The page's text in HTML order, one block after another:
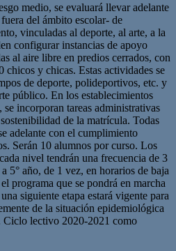
medio, se evaluará llevar adelante
del ámbito escolar- de
vinculadas al deporte, al arte, a la
configurar instancias de apoyo
al aire libre en predios cerrados, con
chicos y chicas. Estas actividades se
de deporte, polideportivos, etc. y
público. En los establecimientos
incorporan tareas administrativas
de la matrícula. Todas
adelante con el cumplimiento
Serán 10 alumnos por curso. Los
nivel tendrán una frecuencia de 3
5° año, de 1 vez, en horarios de baja
programa que se pondrá en marcha
siguiente etapa estará vigente para
de la situación epidemiológica
Ciclo lectivo 2020-2021 como